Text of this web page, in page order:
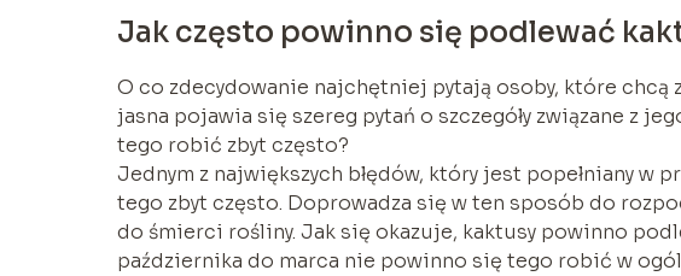
Jak często powinno się podlewać
O co zdecydowanie najchętniej pytają osoby, które chcą
jasna pojawia się szereg pytań o szczegóły związane z
tego robić zbyt często?
Jednym z największych błędów, który jest popełniany w
tego zbyt często. Doprowadza się w ten sposób do
do śmierci rośliny. Jak się okazuje, kaktusy powinno
października do marca nie powinno się tego robić w